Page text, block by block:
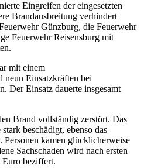
Eingreifen der eingesetzten
Brandausbreitung verhindert
Günzburg, die Feuerwehr
Feuerwehr Reisensburg mit
mit einem
neun Einsatzkräften bei
Der Einsatz dauerte insgesamt
Brand vollständig zerstört. Das
beschädigt, ebenso das
Personen kamen glücklicherweise
Sachschaden wird nach ersten
Euro beziffert.